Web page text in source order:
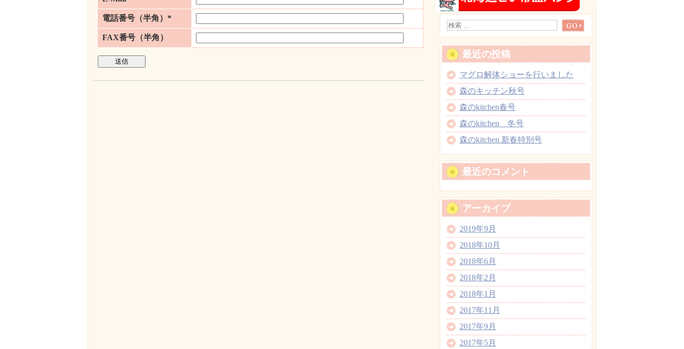
電話番号（半角）*
FAX番号（半角）
最近の投稿
マグロ解体ショーを行いました
森のキッチン秋号
森のkitchen春号
森のkitchen 冬号
森のkitchen 新春特別号
最近のコメント
アーカイブ
2019年9月
2018年10月
2018年6月
2018年2月
2018年1月
2017年11月
2017年9月
2017年5月